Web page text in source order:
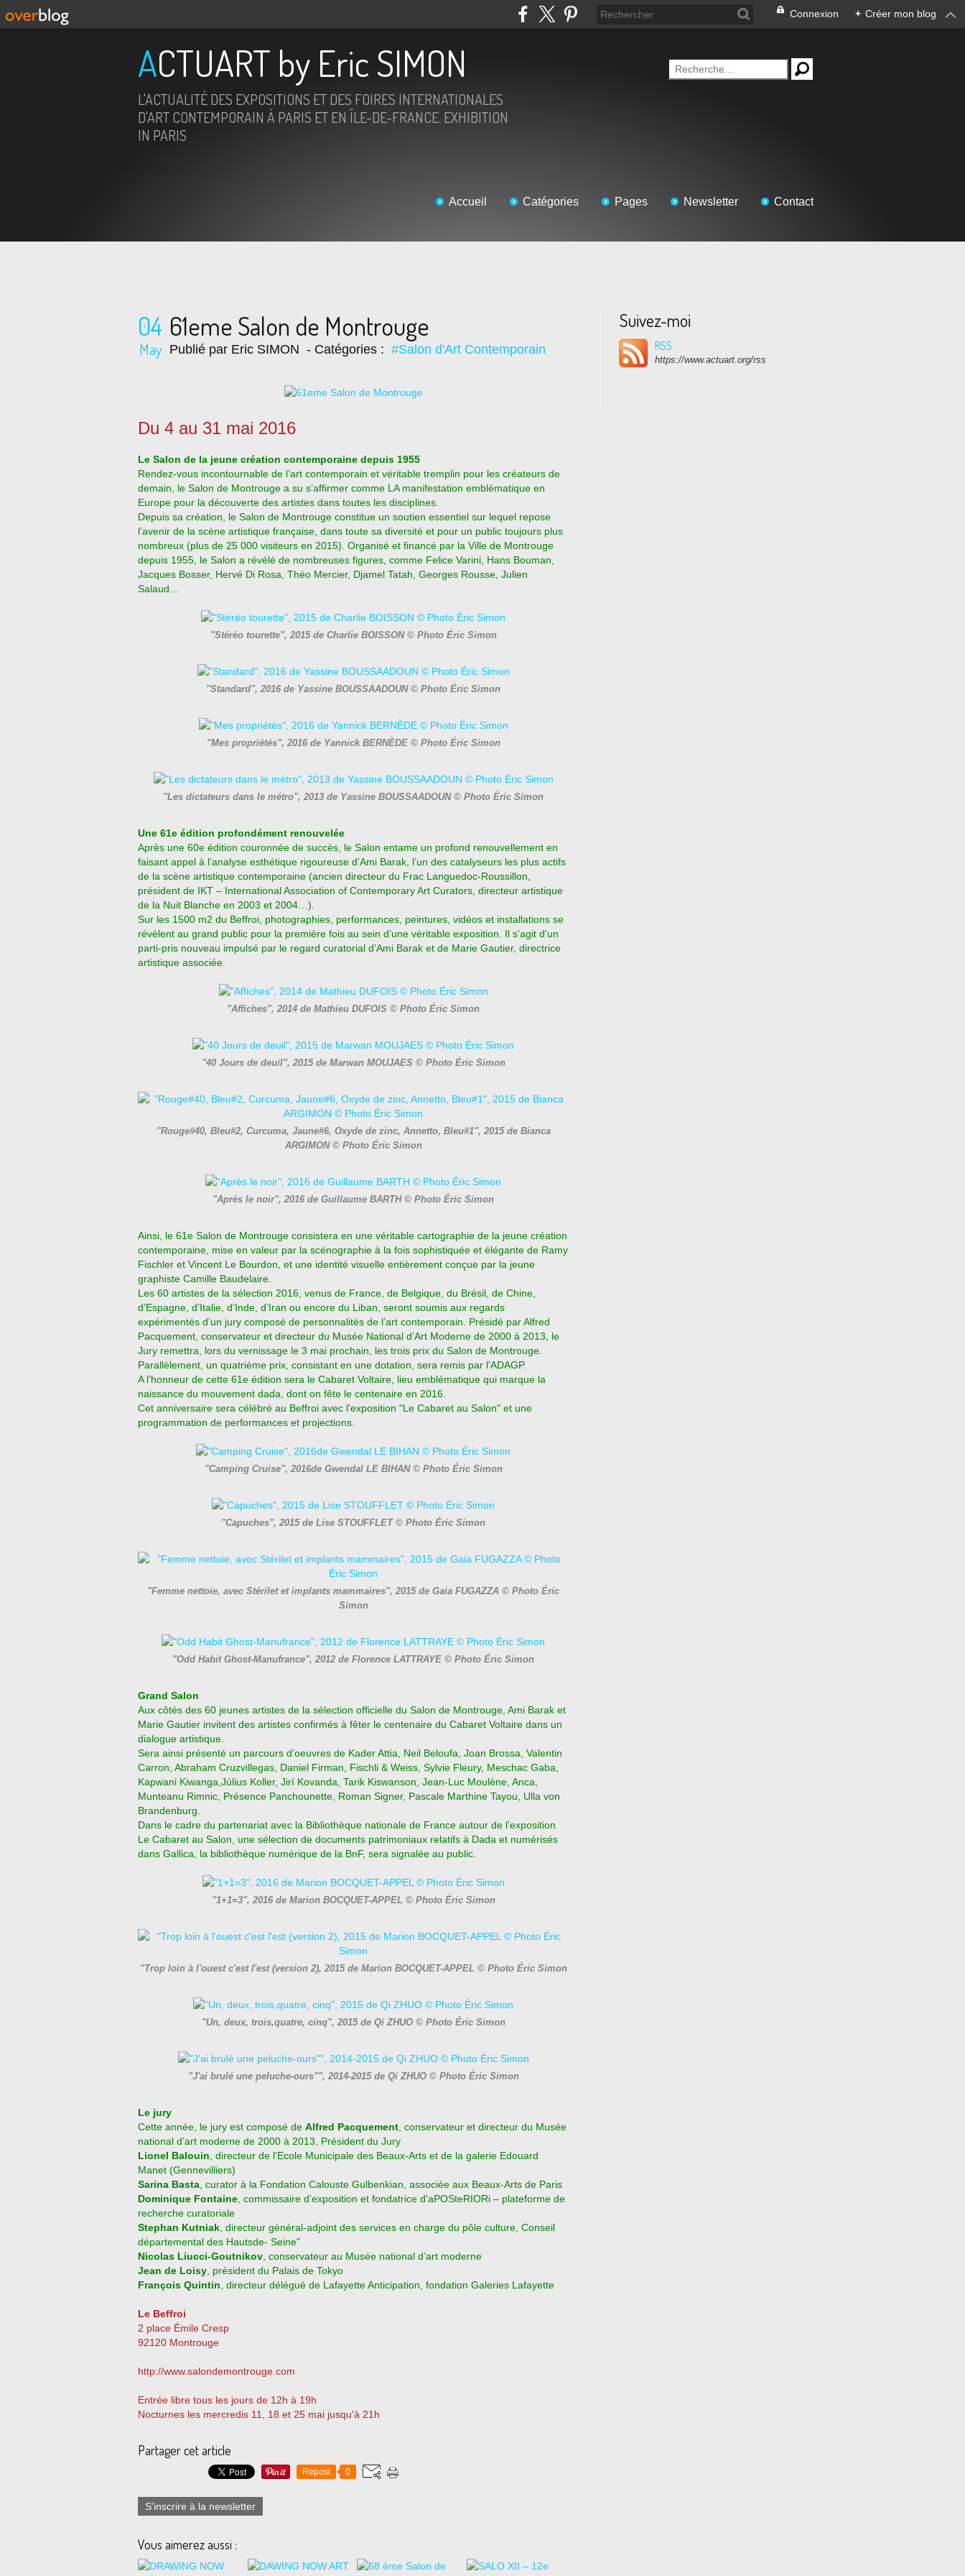
Connexion + Créer mon blog
ACTUART by Eric SIMON
L'ACTUALITÉ DES EXPOSITIONS ET DES FOIRES INTERNATIONALES
D'ART CONTEMPORAIN À PARIS ET EN ÎLE-DE-FRANCE. EXHIBITION
IN PARIS
Accueil Catégories Pages Newsletter Contact
04
May
61eme Salon de Montrouge
Publié par Eric SIMON - Catégories : #Salon d'Art Contemporain
Du 4 au 31 mai 2016
Le Salon de la jeune création contemporaine depuis 1955
Rendez-vous incontournable de l’art contemporain et véritable tremplin pour les créateurs de
demain, le Salon de Montrouge a su s’affirmer comme LA manifestation emblématique en
Europe pour la découverte des artistes dans toutes les disciplines.
Depuis sa création, le Salon de Montrouge constitue un soutien essentiel sur lequel repose
l’avenir de la scène artistique française, dans toute sa diversité et pour un public toujours plus
nombreux (plus de 25 000 visiteurs en 2015). Organisé et financé par la Ville de Montrouge
depuis 1955, le Salon a révélé de nombreuses figures, comme Felice Varini, Hans Bouman,
Jacques Bosser, Hervé Di Rosa, Théo Mercier, Djamel Tatah, Georges Rousse, Julien
Salaud…
"Stéréo tourette", 2015 de Charlie BOISSON © Photo Éric Simon
"Standard", 2016 de Yassine BOUSSAADOUN © Photo Éric Simon
"Mes propriétés", 2016 de Yannick BERNÈDE © Photo Éric Simon
"Les dictateurs dans le métro", 2013 de Yassine BOUSSAADOUN © Photo Éric Simon
Une 61e édition profondément renouvelée
Après une 60e édition couronnée de succès, le Salon entame un profond renouvellement en
faisant appel à l’analyse esthétique rigoureuse d’Ami Barak, l’un des catalyseurs les plus actifs
de la scène artistique contemporaine (ancien directeur du Frac Languedoc-Roussillon,
président de IKT – International Association of Contemporary Art Curators, directeur artistique
de la Nuit Blanche en 2003 et 2004…).
Sur les 1500 m2 du Beffroi, photographies, performances, peintures, vidéos et installations se
révèlent au grand public pour la première fois au sein d’une véritable exposition. Il s'agit d'un
parti-pris nouveau impulsé par le regard curatorial d’Ami Barak et de Marie Gautier, directrice
artistique associée.
"Affiches", 2014 de Mathieu DUFOIS © Photo Éric Simon
"40 Jours de deuil", 2015 de Marwan MOUJAES © Photo Éric Simon
"Rouge#40, Bleu#2, Curcuma, Jaune#6, Oxyde de zinc, Annetto, Bleu#1", 2015 de Bianca
ARGIMON © Photo Éric Simon
"Après le noir", 2016 de Guillaume BARTH © Photo Éric Simon
Ainsi, le 61e Salon de Montrouge consistera en une véritable cartographie de la jeune création
contemporaine, mise en valeur par la scénographie à la fois sophistiquée et élégante de Ramy
Fischler et Vincent Le Bourdon, et une identité visuelle entièrement conçue par la jeune
graphiste Camille Baudelaire.
Les 60 artistes de la sélection 2016, venus de France, de Belgique, du Brésil, de Chine,
d’Espagne, d’Italie, d’Inde, d’Iran ou encore du Liban, seront soumis aux regards
expérimentés d’un jury composé de personnalités de l’art contemporain. Présidé par Alfred
Pacquement, conservateur et directeur du Musée National d’Art Moderne de 2000 à 2013, le
Jury remettra, lors du vernissage le 3 mai prochain, les trois prix du Salon de Montrouge.
Parallèlement, un quatrième prix, consistant en une dotation, sera remis par l'ADAGP.
A l’honneur de cette 61e édition sera le Cabaret Voltaire, lieu emblématique qui marque la
naissance du mouvement dada, dont on fête le centenaire en 2016.
Cet anniversaire sera célébré au Beffroi avec l'exposition "Le Cabaret au Salon" et une
programmation de performances et projections.
"Camping Cruise", 2016de Gwendal LE BIHAN © Photo Éric Simon
"Capuches", 2015 de Lise STOUFFLET © Photo Éric Simon
"Femme nettoie, avec Stérilet et implants mammaires", 2015 de Gaia FUGAZZA © Photo Éric
Simon
"Odd Habit Ghost-Manufrance", 2012 de Florence LATTRAYE © Photo Éric Simon
Grand Salon
Aux côtés des 60 jeunes artistes de la sélection officielle du Salon de Montrouge, Ami Barak et
Marie Gautier invitent des artistes confirmés à fêter le centenaire du Cabaret Voltaire dans un
dialogue artistique.
Sera ainsi présenté un parcours d’oeuvres de Kader Attia, Neil Beloufa, Joan Brossa, Valentin
Carron, Abraham Cruzvillegas, Daniel Firman, Fischli & Weiss, Sylvie Fleury, Meschac Gaba,
Kapwani Kiwanga,Július Koller, Jirí Kovanda, Tarik Kiswanson, Jean-Luc Moulène, Anca,
Munteanu Rimnic, Présence Panchounette, Roman Signer, Pascale Marthine Tayou, Ulla von
Brandenburg.
Dans le cadre du partenariat avec la Bibliothèque nationale de France autour de l’exposition
Le Cabaret au Salon, une sélection de documents patrimoniaux relatifs à Dada et numérisés
dans Gallica, la bibliothèque numérique de la BnF, sera signalée au public.
"1+1=3", 2016 de Marion BOCQUET-APPEL © Photo Éric Simon
"Trop loin à l'ouest c'est l'est (version 2), 2015 de Marion BOCQUET-APPEL © Photo Éric Simon
"Un, deux, trois,quatre, cinq", 2015 de Qi ZHUO © Photo Éric Simon
"J'ai brulé une peluche-ours"", 2014-2015 de Qi ZHUO © Photo Éric Simon
Le jury
Cette année, le jury est composé de Alfred Pacquement , conservateur et directeur du Musée
national d’art moderne de 2000 à 2013, Président du Jury
Lionel Balouin , directeur de l’Ecole Municipale des Beaux-Arts et de la galerie Edouard
Manet (Gennevilliers)
Sarina Basta , curator à la Fondation Calouste Gulbenkian, associée aux Beaux-Arts de Paris
Dominique Fontaine , commissaire d’exposition et fondatrice d'aPOSteRIORi – plateforme de
recherche curatoriale
Stephan Kutniak , directeur général-adjoint des services en charge du pôle culture, Conseil
départemental des Hautsde- Seine"
Nicolas Liucci-Goutnikov , conservateur au Musée national d’art moderne
Jean de Loisy , président du Palais de Tokyo
François Quintin , directeur délégué de Lafayette Anticipation, fondation Galeries Lafayette
Le Beffroi
2 place Émile Cresp
92120 Montrouge
http://www.salondemontrouge.com
Entrée libre tous les jours de 12h à 19h
Nocturnes les mercredis 11, 18 et 25 mai jusqu'à 21h
Partager cet article
Repost 0
S'inscrire à la newsletter
Vous aimerez aussi :
Suivez-moi
RSS
https://www.actuart.org/rss